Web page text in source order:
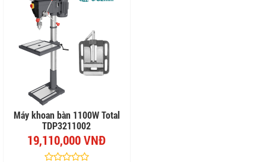
Máy khoan bàn 1100W Total
TDP3211002
19,110,000 VNĐ